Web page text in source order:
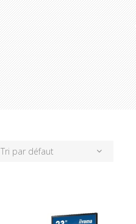
Tri par défaut